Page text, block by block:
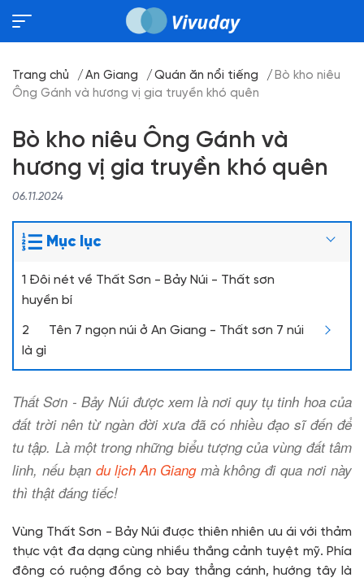
Trang chủ An Giang Quán ăn nổi tiếng
Bò kho niêu
Ông Gánh và hương vị gia truyền khó quên
Bò kho niêu Ông Gánh và
hương vị gia truyền khó quên
06.11.2024
Mục lục
1 Đôi nét về Thất Sơn - Bảy Núi - Thất sơn
huyền bí
2 Tên 7 ngọn núi ở An Giang - Thất sơn 7 núi
là gì
Thất Sơn - Bảy Núi được xem là nơi quy tụ tinh hoa của
đất trời nên từ ngàn đời xưa đã có nhiều đạo sĩ đến để
tu tập. Là một trong những biểu tượng của vùng đất tâm
linh, nếu bạn du lịch An Giangmà không đi qua nơi này
thì thật đáng tiếc!
Vùng Thất Sơn - Bảy Núi được thiên nhiên ưu ái với thảm
thực vật đa dạng cùng nhiều thắng cảnh tuyệt mỹ. Phía
đông có ruộng đồng cò bay thẳng cánh, hướng tây là